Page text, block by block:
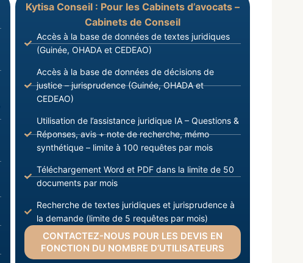
Kytisa Conseil : Pour les Cabinets d’avocats –
Cabinets de Conseil
Accès à la base de données de textes juridiques
(Guinée, OHADA et CEDEAO)
Accès à la base de données de décisions de
justice – jurisprudence (Guinée, OHADA et
CEDEAO)
Utilisation de l’assistance juridique IA – Questions &
Réponses, avis + note de recherche, mémo
synthétique – limite à 100 requêtes par mois
Téléchargement Word et PDF dans la limite de 50
documents par mois
Recherche de textes juridiques et jurisprudence à
la demande (limite de 5 requêtes par mois)
CONTACTEZ-NOUS POUR LES DEVIS EN
FONCTION DU NOMBRE D’UTILISATEURS